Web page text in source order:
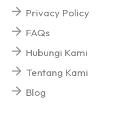
Privacy Policy
FAQs
Hubungi Kami
Tentang Kami
Blog